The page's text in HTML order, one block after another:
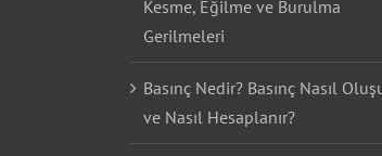
Kesme, Eğilme ve Burulma
Basınç Nedir? Basınç Nasıl Oluşur